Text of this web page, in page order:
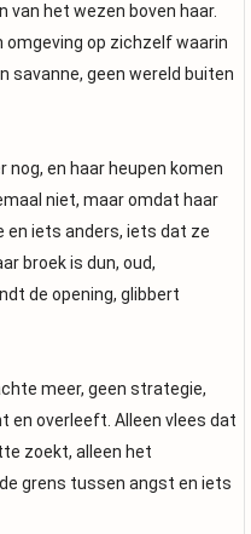
het wezen boven haar.
omgeving op zichzelf waarin
savanne, geen wereld buiten
nog, en haar heupen komen
niet, maar omdat haar
en iets anders, iets dat ze
broek is dun, oud,
de opening, glibbert
meer, geen strategie,
en overleeft. Alleen vlees dat
zoekt, alleen het
grens tussen angst en iets